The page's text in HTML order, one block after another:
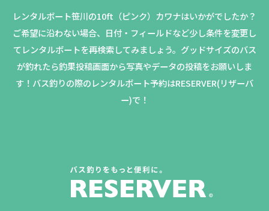
レンタルボート笹川の10ft（ピンク）カワナはいかがでしたか？
ご希望に沿わない場合、日付・フィールドなど少し条件を変更し
てレンタルボートを再検索してみましょう。 グッドサイズのバス
が釣れたら釣果投稿画面から写真やデータの投稿をお願いしま
す！バス釣りの際のレンタルボート予約はRESERVER(リザーバ
ー)で！